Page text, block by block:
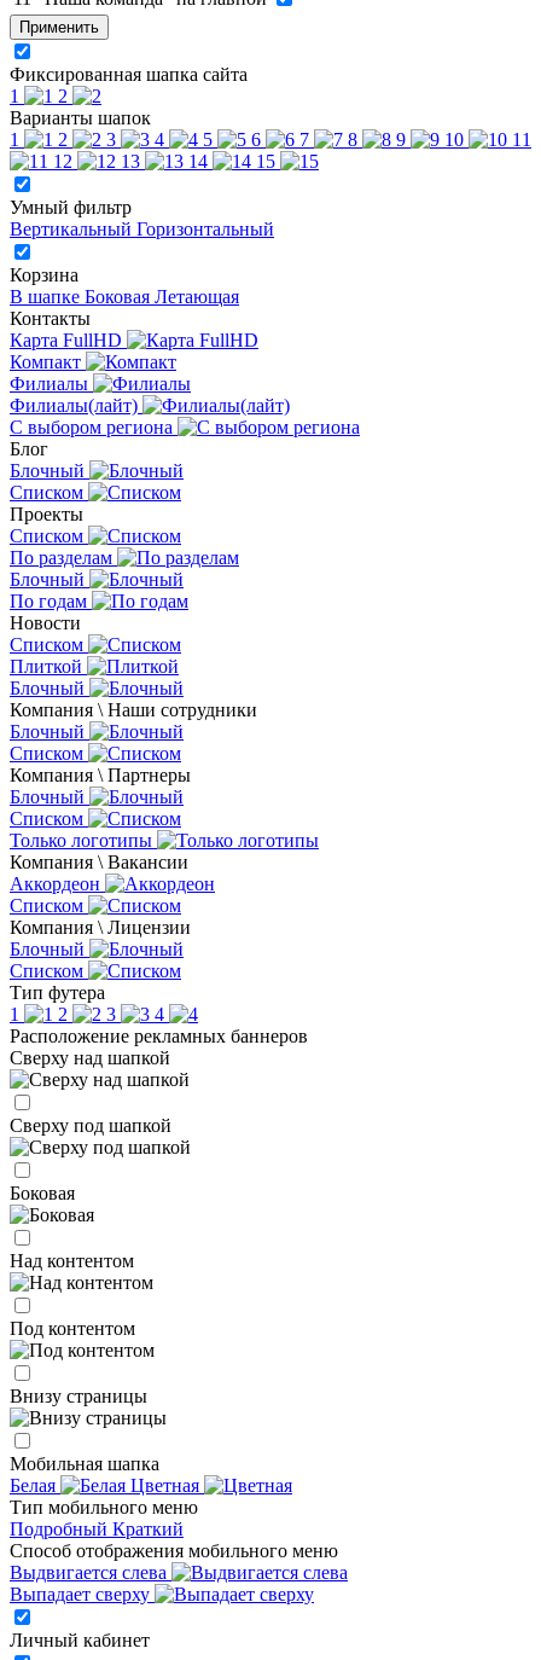
Применить
Фиксированная шапка сайта
1
2
Варианты шапок
1
2 3 4 5 6 7 8 9 10
11
12
13 14 15
Умный фильтр
Вертикальный Горизонтальный
Корзина
В шапке Боковая Летающая
Контакты
Карта FullHD
Компакт
Филиалы
Филиалы(лайт)
С выбором региона
Блог
Блочный
Списком
Проекты
Списком
По разделам
Блочный
По годам
Новости
Списком
Плиткой
Блочный
Компания \ Наши сотрудники
Блочный
Списком
Компания \ Партнеры
Блочный
Списком
Только логотипы
Компания \ Вакансии
Аккордеон
Списком
Компания \ Лицензии
Блочный
Списком
Тип футера
1
2 3
4
Расположение рекламных баннеров
Сверху над шапкой
Сверху под шапкой
Боковая
Над контентом
Под контентом
Внизу страницы
Мобильная шапка
Белая
Цветная
Тип мобильного меню
Подробный Краткий
Способ отображения мобильного меню
Выдвигается слева
Выпадает сверху
Личный кабинет